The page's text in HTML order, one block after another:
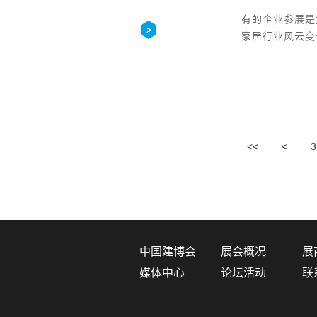
有的企业参展
家居行业风云
<< <
中国建博会 展会概况
展
媒体中心
论坛活动 联